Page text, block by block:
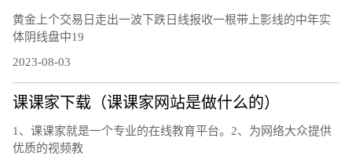
黄金上个交易日走出一波下跌日线报收一根带上影线的中年实
体阴线盘中19
2023-08-03
课课家下载（课课家网站是做什么的）
1、课课家就是一个专业的在线教育平台。2、为网络大众提供
优质的视频教